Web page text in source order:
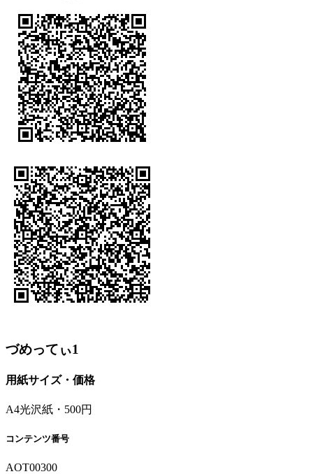
づめってぃ1
用紙サイズ・価格
A4光沢紙・500円
コンテンツ番号
AOT00300